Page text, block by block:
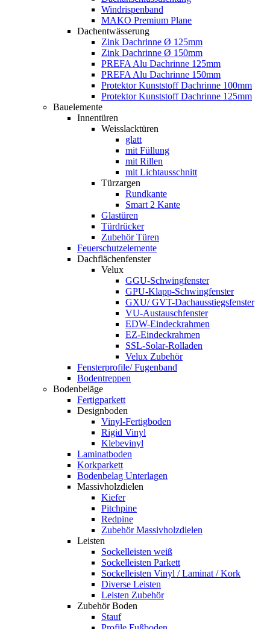
Windrispenband
MAKO Premium Plane
Dachentwässerung
Zink Dachrinne Ø 125mm
Zink Dachrinne Ø 150mm
PREFA Alu Dachrinne 125mm
PREFA Alu Dachrinne 150mm
Protektor Kunststoff Dachrinne 100mm
Protektor Kunststoff Dachrinne 125mm
Bauelemente
Innentüren
Weisslacktüren
glatt
mit Füllung
mit Rillen
mit Lichtausschnitt
Türzargen
Rundkante
Smart 2 Kante
Glastüren
Türdrücker
Zubehör Türen
Feuerschutzelemente
Dachflächenfenster
Velux
GGU-Schwingfenster
GPU-Klapp-Schwingfenster
GXU/ GVT-Dachausstiegsfenster
VU-Austauschfenster
EDW-Eindeckrahmen
EZ-Eindeckrahmen
SSL-Solar-Rolladen
Velux Zubehör
Fensterprofile/ Fugenband
Bodentreppen
Bodenbeläge
Fertigparkett
Designboden
Vinyl-Fertigboden
Rigid Vinyl
Klebevinyl
Laminatboden
Korkparkett
Bodenbelag Unterlagen
Massivholzdielen
Kiefer
Pitchpine
Redpine
Zubehör Massivholzdielen
Leisten
Sockelleisten weiß
Sockelleisten Parkett
Sockelleisten Vinyl / Laminat / Kork
Diverse Leisten
Leisten Zubehör
Zubehör Boden
Stauf